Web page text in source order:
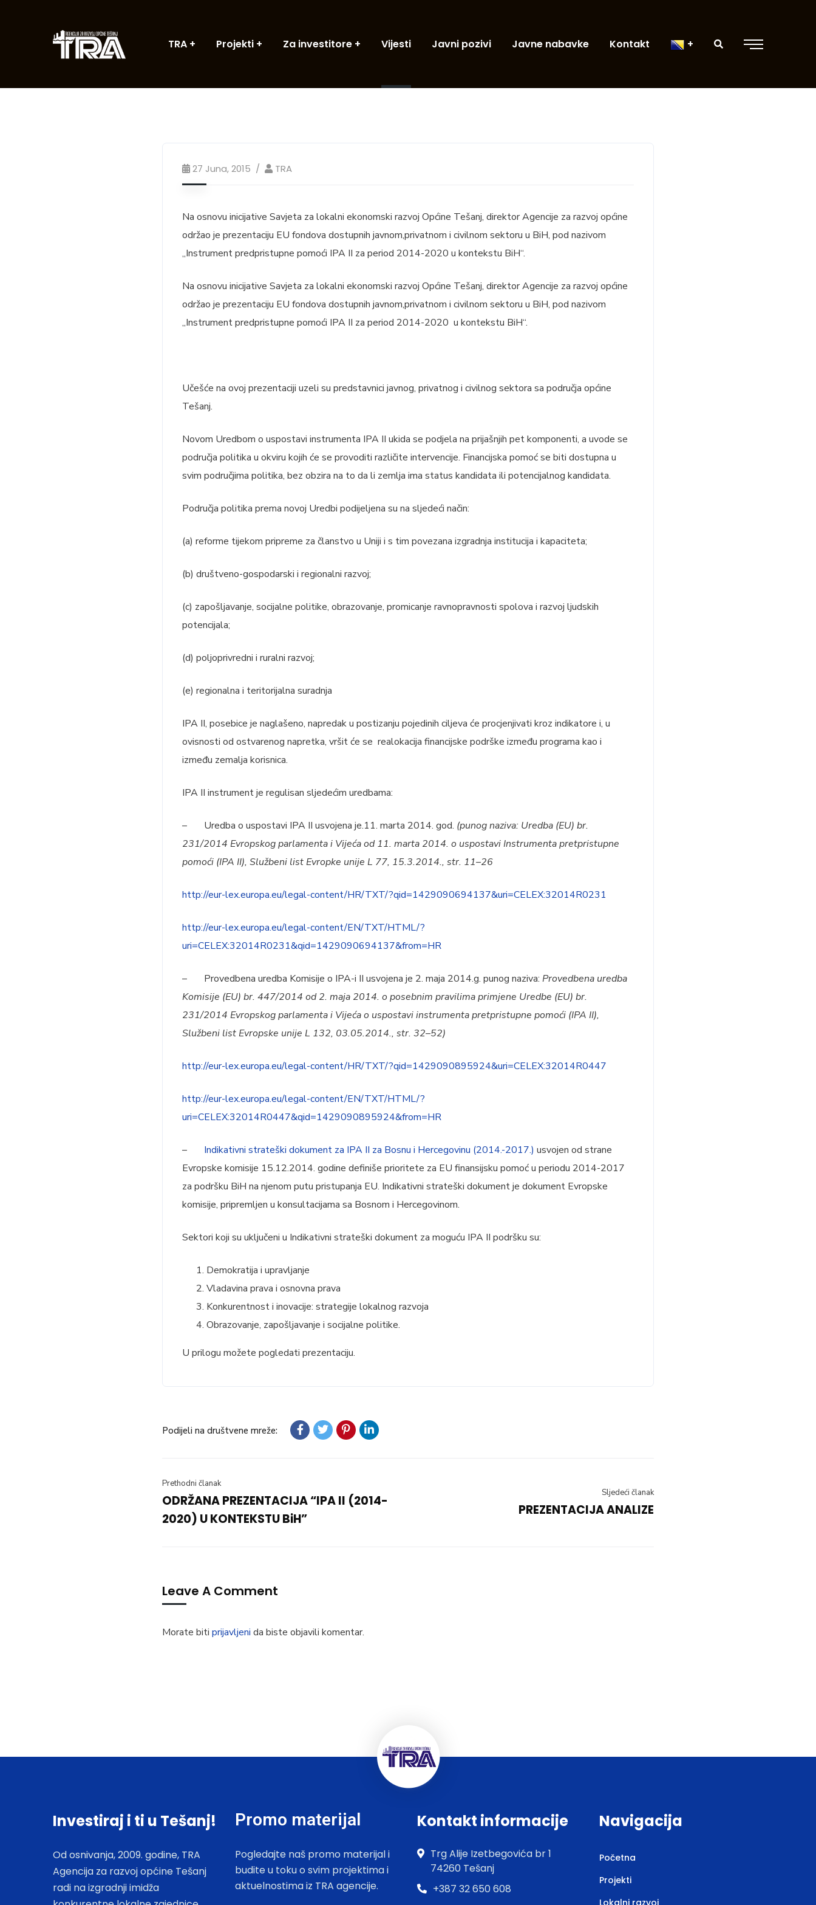
TRA Projekti Za investitore Vijesti Javni pozivi Javne nabavke Kontakt
27 Juna, 2015 TRA
Na osnovu inicijative Savjeta za lokalni ekonomski razvoj Općine Tešanj, direktor Agencije za razvoj općine
održao je prezentaciju EU fondova dostupnih javnom,privatnom i civilnom sektoru u BiH, pod nazivom
„Instrument predpristupne pomoći IPA II za period 2014-2020 u kontekstu BiH“.
Na osnovu inicijative Savjeta za lokalni ekonomski razvoj Općine Tešanj, direktor Agencije za razvoj općine
održao je prezentaciju EU fondova dostupnih javnom,privatnom i civilnom sektoru u BiH, pod nazivom
„Instrument predpristupne pomoći IPA II za period 2014-2020 u kontekstu BiH“.
Učešće na ovoj prezentaciji uzeli su predstavnici javnog, privatnog i civilnog sektora sa područja općine
Tešanj.
Novom Uredbom o uspostavi instrumenta IPA II ukida se podjela na prijašnjih pet komponenti, a uvode se
područja politika u okviru kojih će se provoditi različite intervencije. Financijska pomoć se biti dostupna u
svim područjima politika, bez obzira na to da li zemlja ima status kandidata ili potencijalnog kandidata.
Područja politika prema novoj Uredbi podijeljena su na sljedeći način:
(a) reforme tijekom pripreme za članstvo u Uniji i s tim povezana izgradnja institucija i kapaciteta;
(b) društveno-gospodarski i regionalni razvoj;
(c) zapošljavanje, socijalne politike, obrazovanje, promicanje ravnopravnosti spolova i razvoj ljudskih
potencijala;
(d) poljoprivredni i ruralni razvoj;
(e) regionalna i teritorijalna suradnja
IPA II, posebice je naglašeno, napredak u postizanju pojedinih ciljeva će procjenjivati kroz indikatore i, u
ovisnosti od ostvarenog napretka, vršit će se realokacija financijske podrške između programa kao i
između zemalja korisnica.
IPA II instrument je regulisan sljedećim uredbama:
– Uredba o uspostavi IPA II usvojena je.11. marta 2014. god. (punog naziva: Uredba (EU) br.
231/2014 Evropskog parlamenta i Vijeća od 11. marta 2014. o uspostavi Instrumenta pretpristupne
pomoći (IPA II), Službeni list Evropke unije L 77, 15.3.2014., str. 11–26
http://eur-lex.europa.eu/legal-content/HR/TXT/?qid=1429090694137&uri=CELEX:32014R0231
http://eur-lex.europa.eu/legal-content/EN/TXT/HTML/?
uri=CELEX:32014R0231&qid=1429090694137&from=HR
– Provedbena uredba Komisije o IPA-i II usvojena je 2. maja 2014.g. punog naziva: Provedbena uredba
Komisije (EU) br. 447/2014 оd 2. maja 2014. o posebnim pravilima primjene Uredbe (EU) br.
231/2014 Evropskog parlamenta i Vijeća o uspostavi instrumenta pretpristupne pomoći (IPA II),
Službeni list Evropske unije L 132, 03.05.2014., str. 32–52)
http://eur-lex.europa.eu/legal-content/HR/TXT/?qid=1429090895924&uri=CELEX:32014R0447
http://eur-lex.europa.eu/legal-content/EN/TXT/HTML/?
uri=CELEX:32014R0447&qid=1429090895924&from=HR
– Indikativni strateški dokument za IPA II za Bosnu i Hercegovinu (2014.-2017.) usvojen od strane
Evropske komisije 15.12.2014. godine definiše prioritete za EU finansijsku pomoć u periodu 2014-2017
za podršku BiH na njenom putu pristupanja EU. Indikativni strateški dokument je dokument Evropske
komisije, pripremljen u konsultacijama sa Bosnom i Hercegovinom.
Sektori koji su uključeni u Indikativni strateški dokument za moguću IPA II podršku su:
Demokratija i upravljanje
Vladavina prava i osnovna prava
Konkurentnost i inovacije: strategije lokalnog razvoja
Obrazovanje, zapošljavanje i socijalne politike.
U prilogu možete pogledati prezentaciju.
Podijeli na društvene mreže:
Prethodni članak
ODRŽANA PREZENTACIJA “IPA II (2014-
2020) U KONTEKSTU BiH”
Sljedeći članak
PREZENTACIJA ANALIZE
Leave A Comment
Morate biti prijavljeni da biste objavili komentar.
Investiraj i ti u Tešanj!
Od osnivanja, 2009. godine, TRA
Agencija za razvoj općine Tešanj
radi na izgradnji imidža
Promo materijal
Pogledajte naš promo materijal i
budite u toku o svim projektima i
aktuelnostima iz TRA agencije.
Kontakt informacije
Trg Alije Izetbegovića br 1
74260 Tešanj
+387 32 650 608
Navigacija
Početna
Projekti
Lokalni razvoj